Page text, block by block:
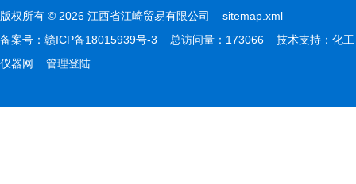
版权所有 © 2026 江西省江崎贸易有限公司 sitemap.xml
备案号： 赣ICP备18015939号-3 总访问量：173066 技术支持： 化工
仪器网
管理登陆